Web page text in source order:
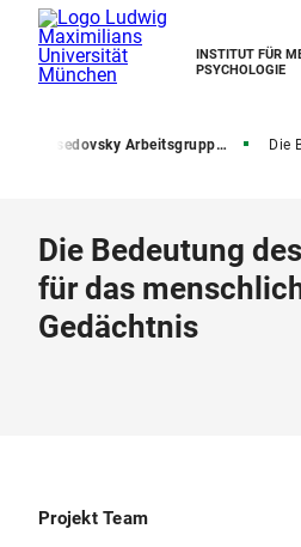
INSTITUT FÜR
PSYCHOLOGIE
Besedovsky Arbeitsgruppe - Schlaf und Immunologie Die
Die Bedeutung
für das
Gedächtnis
Projekt Team